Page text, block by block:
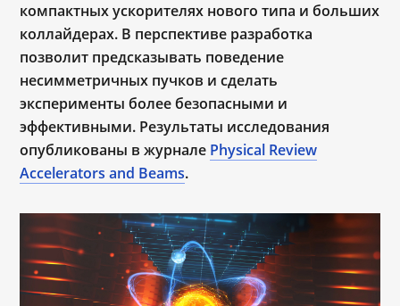
компактных ускорителях нового типа и больших
коллайдерах. В перспективе разработка
позволит предсказывать поведение
несимметричных пучков и сделать
эксперименты более безопасными и
эффективными. Результаты исследования
опубликованы в журнале Physical Review
Accelerators and Beams.